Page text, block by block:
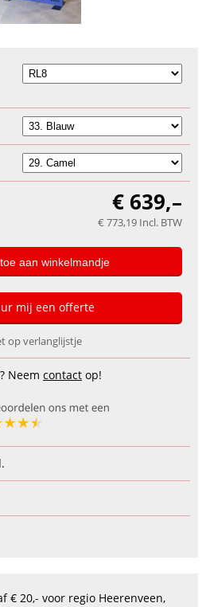
€ 639,–
€ 773,19 Incl. BTW
aan winkelmandje
mij een offerte
op verlanglijstje
Neem contact op!
€ 20,- voor regio Heerenveen,